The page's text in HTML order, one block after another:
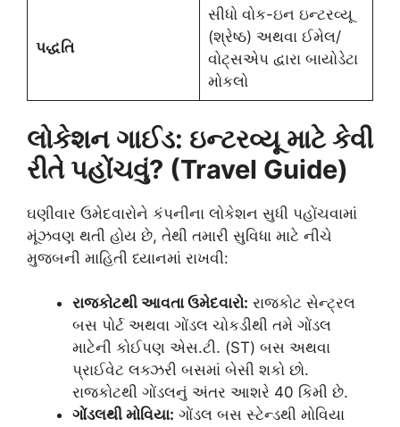
પદ્ધતિ
સીધો વોક-ઇન ઇન્ટરવ્યૂ
(શ્રેષ્ઠ) અથવા ઈમેલ/
વોટ્સએપ દ્વારા બાયોડેટા
મોકલો
લોકેશન ગાઈડ: ઇન્ટરવ્યૂ માટે કેવી
રીતે પહોંચવું? (Travel Guide)
ઘણીવાર ઉમેદવારોને કંપનીના લોકેશન સુધી પહોંચવામાં
મૂંઝવણ થતી હોય છે, તેથી તમારી સુવિધા માટે નીચે
મુજબની માહિતી ધ્યાનમાં રાખવી:
રાજકોટથી આવતા ઉમેદવારો: રાજકોટ સેન્ટ્રલ
બસ પોર્ટ અથવા ગોંડલ ચોકડીથી તમે ગોંડલ
માટેની કોઈપણ એસ.ટી. (ST) બસ અથવા
પ્રાઈવેટ લક્ઝરી બસમાં બેસી શકો છો.
રાજકોટથી ગોંડલનું અંતર આશરે 40 કિમી છે.
ગોંડલથી મોવિયા: ગોંડલ બસ સ્ટેન્ડથી મોવિયા